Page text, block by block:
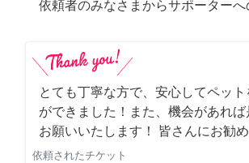
依頼者のみなさまからサポーター
とても丁寧な方で、安心してペット
ができました！また、機会があれば
お願いいたします！ 皆さんにお勧め
依頼されたチケット